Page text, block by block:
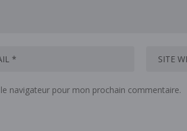
navigateur pour mon prochain commentaire.